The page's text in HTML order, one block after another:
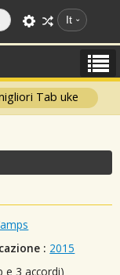
It
Tab uke
: 2015
e 3 accordi)